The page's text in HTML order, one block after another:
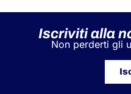
Iscriviti alla
Non perderti gli